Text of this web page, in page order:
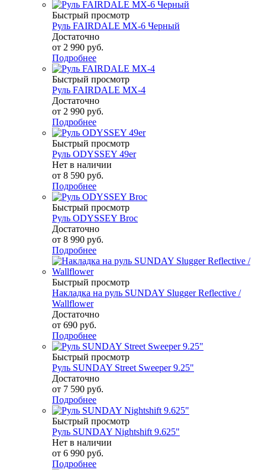
Быстрый просмотр
Руль FAIRDALE MX-6 Черный
Достаточно
от 2 990 руб.
Подробнее
Быстрый просмотр
Руль FAIRDALE MX-4
Достаточно
от 2 990 руб.
Подробнее
Быстрый просмотр
Руль ODYSSEY 49er
Нет в наличии
от 8 590 руб.
Подробнее
Быстрый просмотр
Руль ODYSSEY Broc
Достаточно
от 8 990 руб.
Подробнее
Быстрый просмотр
Накладка на руль SUNDAY Slugger Reflective /
Wallflower
Достаточно
от 690 руб.
Подробнее
Быстрый просмотр
Руль SUNDAY Street Sweeper 9.25"
Достаточно
от 7 590 руб.
Подробнее
Быстрый просмотр
Руль SUNDAY Nightshift 9.625"
Нет в наличии
от 6 990 руб.
Подробнее